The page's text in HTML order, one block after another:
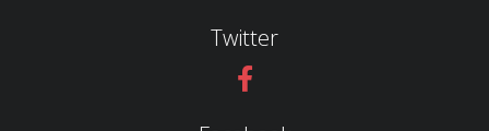
Twitter